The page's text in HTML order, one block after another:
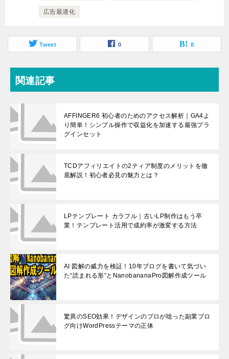
広告最適化
Tweet 0 0
関連記事
AFFINGER6 初心者のためのアクセス解析｜GA4よ
り簡単！シンプル操作で収益化を加速する最強プラ
グインセット
TCDアフィリエイトの2ティア制度のメリットを徹
底解説！初心者必見の魅力とは？
LPテンプレート カラフル｜古いLP制作はもう卒
業！テンプレート活用で成約率が激変する方法
AI 図解の威力を検証！10年ブログを書いて気づい
た“読まれる形”とNanobananaPro図解作成ツール
驚異のSEO効果！デザインのプロが唸った副業ブロ
グ向けWordPressテーマの正体